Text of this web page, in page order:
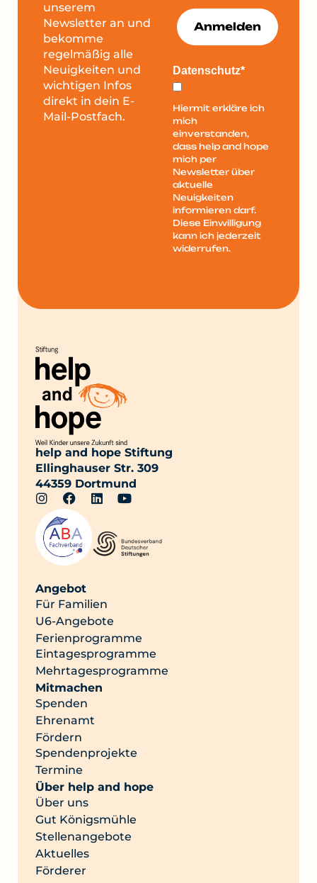
unserem
Newsletter an und
bekomme
regelmäßig alle
Neuigkeiten und
wichtigen Infos
direkt in dein E-
Mail-Postfach.
Anmelden
Datenschutz*
Hiermit erkläre ich
mich
einverstanden,
dass help and hope
mich per
Newsletter über
aktuelle
Neuigkeiten
informieren darf.
Diese Einwilligung
kann ich jederzeit
widerrufen.
help and hope Stiftung
Ellinghauser Str. 309
44359 Dortmund
Angebot
Für Familien
U6-Angebote
Ferienprogramme
Eintagesprogramme
Mehrtagesprogramme
Mitmachen
Spenden
Ehrenamt
Fördern
Spendenprojekte
Termine
Über help and hope
Über uns
Gut Königsmühle
Stellenangebote
Aktuelles
Förderer